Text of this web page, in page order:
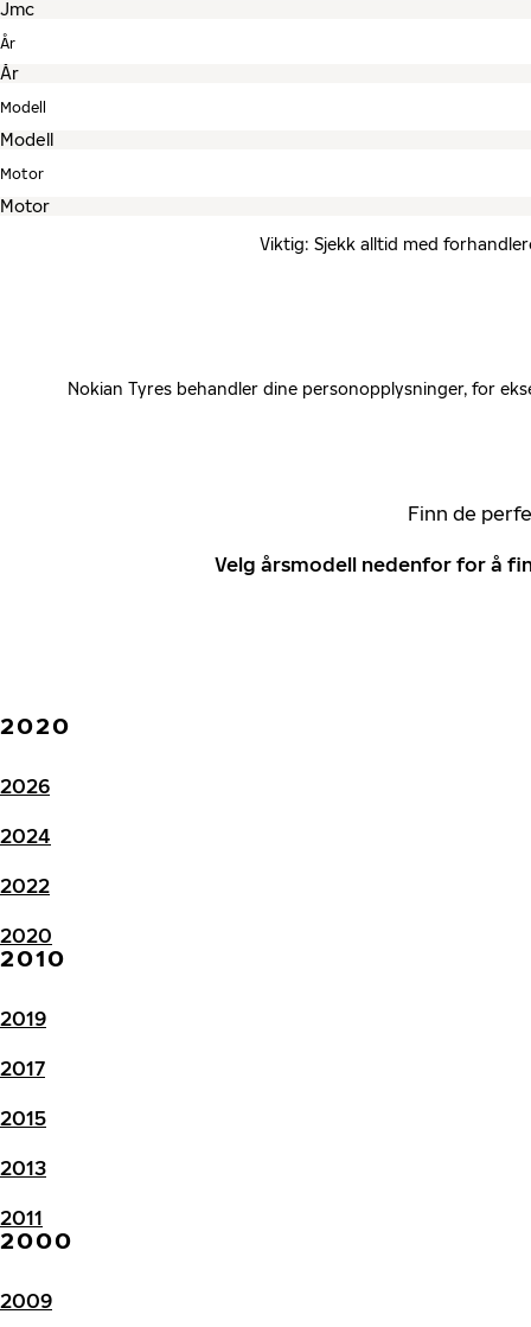
År
Modell
Motor
Viktig: Sjekk alltid med
Nokian Tyres behandler dine personopplysninger, for
Finn de
Velg årsmodell nedenfor for å
2020
2026
2024
2022
2020
2010
2019
2017
2015
2013
2011
2000
2009